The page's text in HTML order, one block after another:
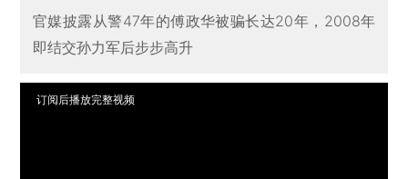
官媒披露从警47年的傅政华被骗长达20年，2008年
即结交孙力军后步步高升
订阅后播放完整视频